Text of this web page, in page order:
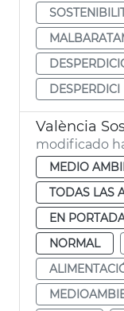
DESPERDICI
modificado
MEDIO
TODAS LAS
EN
NORMAL